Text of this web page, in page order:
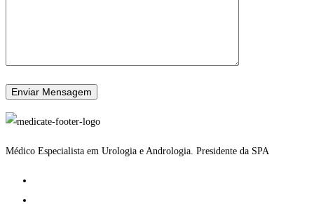
Médico Especialista em Urologia e Andrologia. Presidente da SPA